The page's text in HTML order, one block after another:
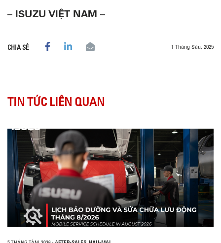
– ISUZU VIỆT NAM –
CHIA SẺ 1 Tháng Sáu, 2025
TIN TỨC LIÊN QUAN